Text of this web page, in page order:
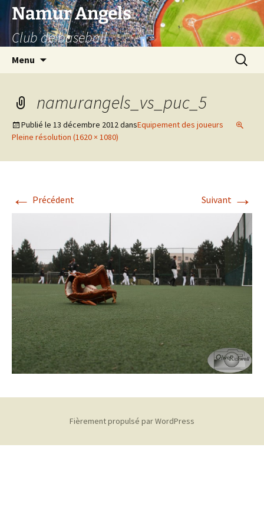
Aller
au
contenu
Namur Angels
Club de baseball
Menu
namurangels_vs_puc_5
Publié le 13 décembre 2012dansEquipement des joueurs
Pleine résolution (1620 × 1080)
← Précédent Suivant →
Fièrement propulsé par WordPress